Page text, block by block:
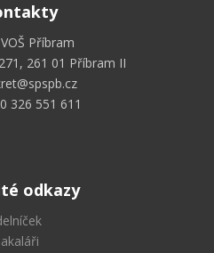
Příbram
261 01 Příbram II
326 551 611
odkazy